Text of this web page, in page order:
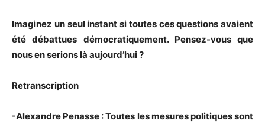
Imaginez un seul instant si toutes ces questions avaient
été débattues démocratiquement. Pensez-vous que
nous en serions là aujourd’hui ?
Retranscription
-Alexandre Penasse : Toutes les mesures politiques sont